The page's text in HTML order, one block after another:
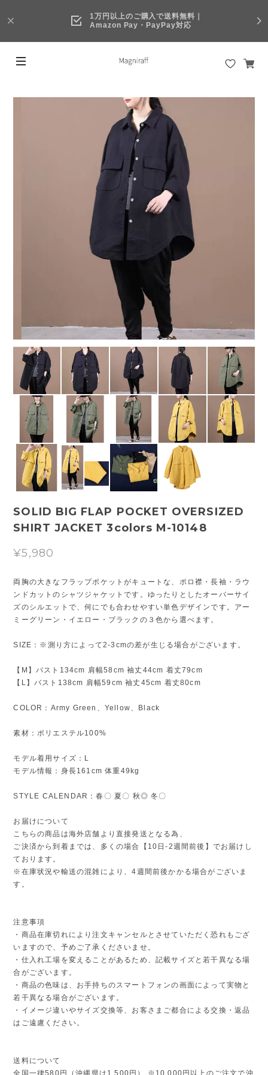
1万円以上のご購入で送料無料｜
Amazon Pay・PayPay対応
SOLID BIG FLAP POCKET OVERSIZED
SHIRT JACKET 3colors M-10148
¥5,980
両胸の大きなフラップポケットがキュートな、ポロ襟・長袖・ラウ
ンドカットのシャツジャケットです。ゆったりとしたオーバーサイ
ズのシルエットで、何にでも合わせやすい単色デザインです。アー
ミーグリーン・イエロー・ブラックの３色から選べます。
SIZE：※測り方によって2-3cmの差が生じる場合がございます。
【M】バスト134cm 肩幅58cm 袖丈44cm 着丈79cm
【L】バスト138cm 肩幅59cm 袖丈45cm 着丈80cm
COLOR：Army Green、Yellow、Black
素材：ポリエステル100%
モデル着用サイズ：L
モデル情報：身長161cm 体重49kg
STYLE CALENDAR：春〇 夏〇 秋◎ 冬〇
お届けについて
こちらの商品は海外店舗より直接発送となる為、
ご決済から到着までは、多くの場合【10日-2週間前後】でお届けし
ております。
※在庫状況や輸送の混雑により、4週間前後かかる場合がございま
す。
注意事項
・商品在庫切れにより注文キャンセルとさせていただく恐れもござ
いますので、予めご了承くださいませ。
・仕入れ工場を変えることがあるため、記載サイズと若干異なる場
合がございます。
・商品の色味は、お手持ちのスマートフォンの画面によって実物と
若干異なる場合がございます。
・イメージ違いやサイズ交換等、お客さまご都合による交換・返品
はご遠慮ください。
送料について
全国一律580円（沖縄県は1,500円） ※10,000円以上のご注文で沖